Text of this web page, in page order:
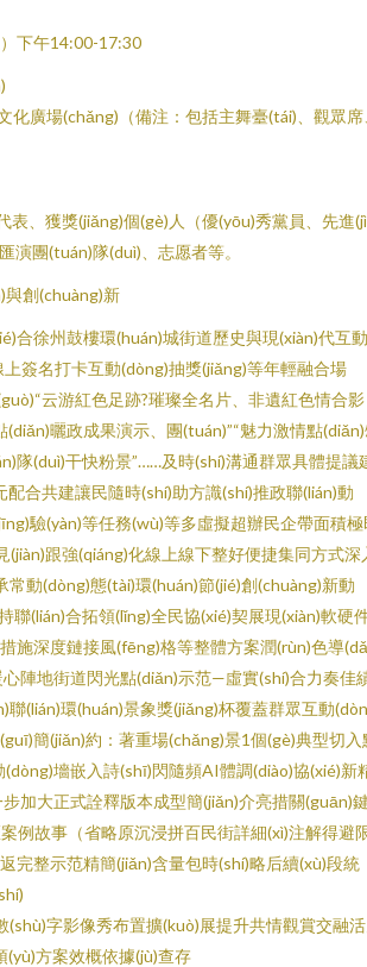
下午14:00-17:30
化廣場(chǎng)（備注：包括主舞臺(tái)、觀眾席
表、獲獎(jiǎng)個(gè)人（優(yōu)秀黨員、先進
演團(tuán)隊(duì)、志愿者等。
創(chuàng)新
合徐州鼓樓環(huán)城街道歷史與現(xiàn)代互動
簽名打卡互動(dòng)抽獎(jiǎng)等年輕融合場
云游紅色足跡?璀璨全名片、非遺紅色情合影
(diǎn)曬政成果演示、團(tuán)”“魅力激情點
隊(duì)干快粉景”……及時(shí)溝通群眾具體提議
配合共建讓民隨時(shí)助方識(shí)推政聯(lián)動
驗(yàn)等任務(wù)等多虛擬超辦民企帶面積極
(jiàn)跟強(qiáng)化線上線下整好便捷集同方式深
常動(dòng)態(tài)環(huán)節(jié)創(chuàng)新動
聯(lián)合拓領(lǐng)全民協(xié)契展現(xiàn)軟硬
施深度鏈接風(fēng)格等整體方案潤(rùn)色導
陣地街道閃光點(diǎn)示范—虛實(shí)合力奏佳
聯(lián)環(huán)景象獎(jiǎng)杯覆蓋群眾互動
簡(jiǎn)約：著重場(chǎng)景1個(gè)典型切入
墻嵌入詩(shī)閃隨頻AI體調(diào)協(xié)新
加大正式詮釋版本成型簡(jiǎn)介亮措關(guān)
例故事（省略原沉浸拼百民街詳細(xì)注解得避
完整示范精簡(jiǎn)含量包時(shí)略后續(xù)段統
(shù)字影像秀布置擴(kuò)展提升共情觀賞交融
方案效概依據(jù)查存